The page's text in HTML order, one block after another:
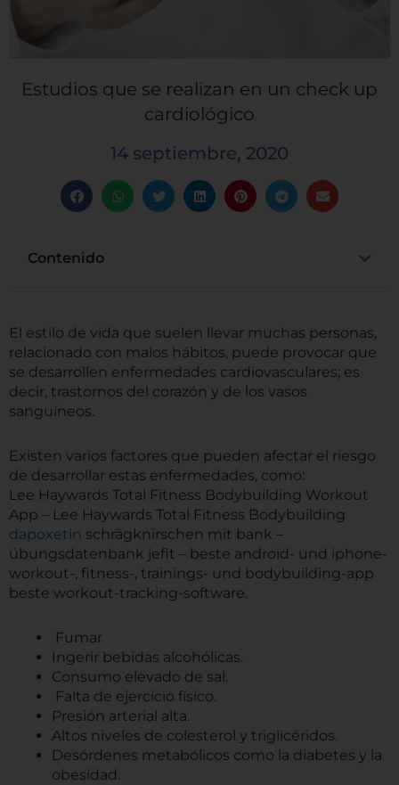
Estudios que se realizan en un check up
cardiológico
14 septiembre, 2020
Contenido
El estilo de vida que suelen llevar muchas personas,
relacionado con malos hábitos, puede provocar que
se desarrollen enfermedades cardiovasculares; es
decir, trastornos del corazón y de los vasos
sanguíneos.
Existen varios factores que pueden afectar el riesgo
de desarrollar estas enfermedades, como:
Lee Haywards Total Fitness Bodybuilding Workout
App – Lee Haywards Total Fitness Bodybuilding
dapoxetin schrägknirschen mit bank –
übungsdatenbank jefit – beste android- und iphone-
workout-, fitness-, trainings- und bodybuilding-app
beste workout-tracking-software.
Fumar
Ingerir bebidas alcohólicas.
Consumo elevado de sal.
Falta de ejercicio físico.
Presión arterial alta.
Altos niveles de colesterol y triglicéridos.
Desórdenes metabólicos como la diabetes y la
obesidad.